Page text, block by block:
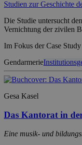
Studien zur Geschichte
Die Studie untersucht
Vernichtung der zivilen
Im Fokus der Case
Gendarmerie
Gesa Kasel
Das Kantorat in
Eine musik- und